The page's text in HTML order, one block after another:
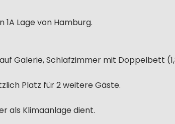
Lage von Hamburg.
Galerie, Schlafzimmer mit Doppelbett
Platz für 2 weitere Gäste.
als Klimaanlage dient.